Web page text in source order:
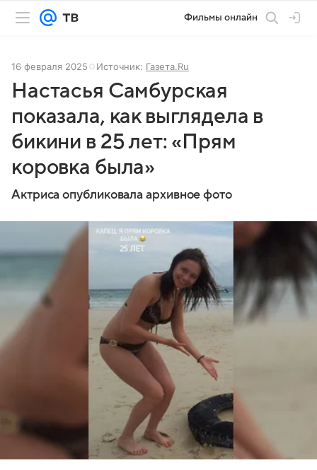
Фильмы онлайн
16 февраля 2025 Источник: Газета.Ru
Настасья Самбурская
показала, как выглядела в
бикини в 25 лет: «Прям
коровка была»
Актриса опубликовала архивное фото